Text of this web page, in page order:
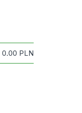
0.00 PLN